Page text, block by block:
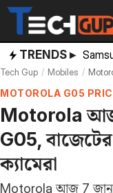
Skip
content
TRENDS ▸
Tech Gup Mobiles Motorola
MOTOROLA G05
Motorola আজ
G05, বাজেটের
ক্যামেরা
Motorola আজ 7